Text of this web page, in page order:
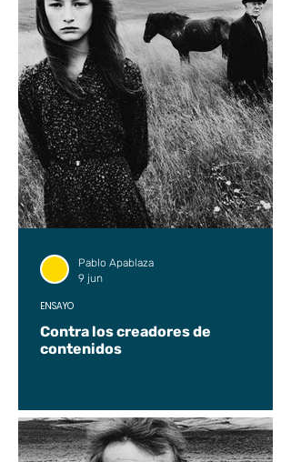
Contra los creadores de
contenidos
ENSAYO
Pablo Apablaza
9 jun